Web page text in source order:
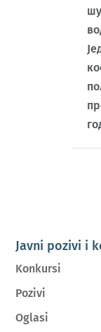
Javni pozivi i
Konkursi
Pozivi
Oglasi